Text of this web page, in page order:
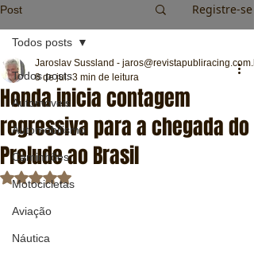
Post Registre-se
Todos posts
Automóveis
Automobilismo
Caminhões
Motocicletas
Aviação
Náutica
Todos posts
Honda inicia contagem
regressiva para a chegada do
Prelude ao Brasil
Jaroslav Sussland -
8 de jul. 3 min de leitura
Avaliado com NaN de 5 estrelas.